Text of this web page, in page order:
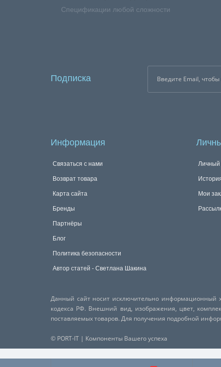
Спецификации любой сложности
Подписка
Информация
Связаться с нами
Возврат товара
Карта сайта
Бренды
Партнёры
Блог
Политика безопасности
Автор статей - Светлана Шакина
Личный
Мои
Данный сайт носит исключительно информационный
кодекса РФ. Внешний вид, изображения, цвет,
поставляемых товаров. Для получения подробной
© PORT-IT | Компоненты Вашего успеха